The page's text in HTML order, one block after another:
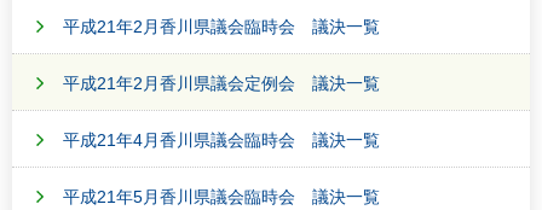
平成21年2月香川県議会臨時会 議決一覧
平成21年2月香川県議会定例会 議決一覧
平成21年4月香川県議会臨時会 議決一覧
平成21年5月香川県議会臨時会 議決一覧